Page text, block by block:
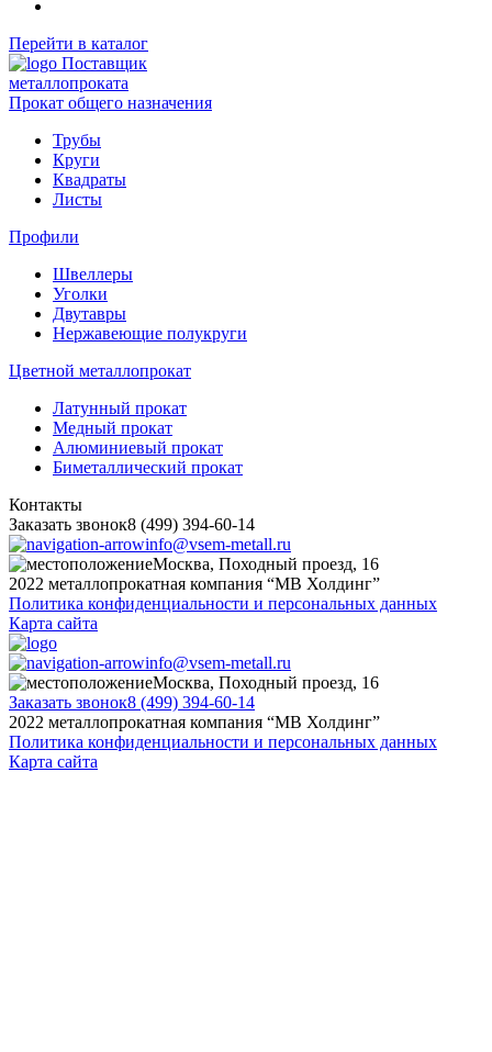
Перейти в каталог
Поставщик
металлопроката
Прокат общего назначения
Трубы
Круги
Квадраты
Листы
Профили
Швеллеры
Уголки
Двутавры
Нержавеющие полукруги
Цветной металлопрокат
Латунный прокат
Медный прокат
Алюминиевый прокат
Биметаллический прокат
Контакты
Заказать звонок8 (499) 394-60-14
info@vsem-metall.ru
Москва, Походный проезд, 16
2022 металлопрокатная компания “MB Холдинг”
Политика конфиденциальности и персональных данных
Карта сайта
info@vsem-metall.ru
Москва, Походный проезд, 16
Заказать звонок8 (499) 394-60-14
2022 металлопрокатная компания “MB Холдинг”
Политика конфиденциальности и персональных данных
Карта сайта